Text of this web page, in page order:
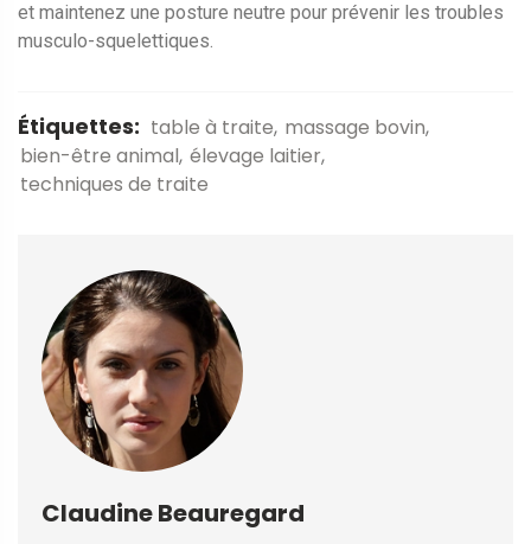
et maintenez une posture neutre pour prévenir les troubles
musculo-squelettiques.
Étiquettes: table à traite massage bovin
bien-être animal élevage laitier
techniques de traite
Claudine Beauregard